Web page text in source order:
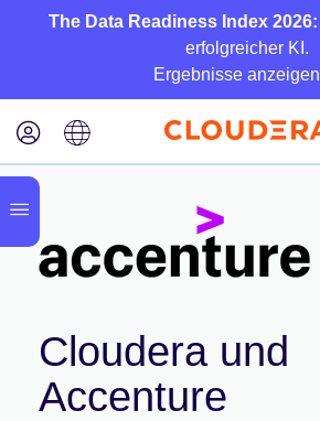
The Data Readiness Index 2026:
erfolgreicher KI.
Ergebnisse anzeigen
Cloudera und
Accenture